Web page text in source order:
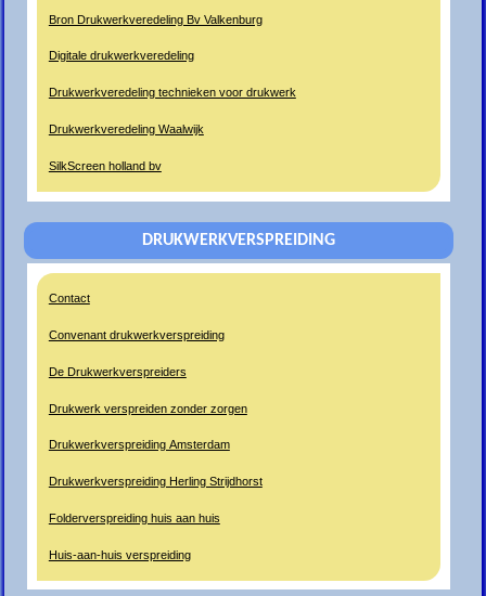
Bron Drukwerkveredeling Bv Valkenburg
Digitale drukwerkveredeling
Drukwerkveredeling technieken voor drukwerk
Drukwerkveredeling Waalwijk
SilkScreen holland bv
DRUKWERKVERSPREIDING
Contact
Convenant drukwerkverspreiding
De Drukwerkverspreiders
Drukwerk verspreiden zonder zorgen
Drukwerkverspreiding Amsterdam
Drukwerkverspreiding Herling Strijdhorst
Folderverspreiding huis aan huis
Huis-aan-huis verspreiding